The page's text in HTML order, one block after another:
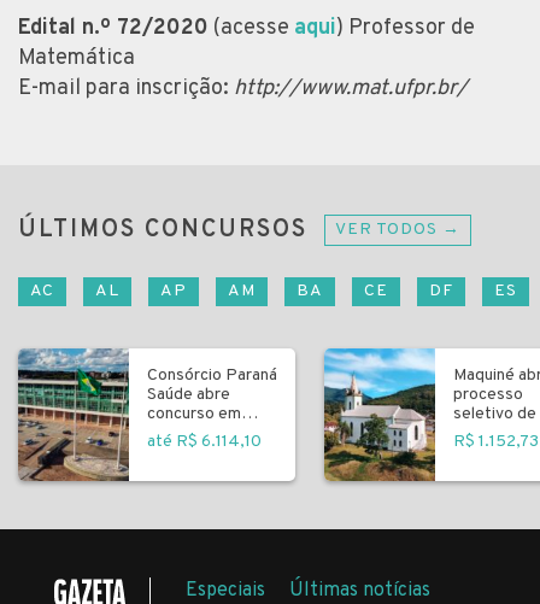
Edital n.º 72/2020 (acesse aqui) Professor de
Matemática
E-mail para inscrição: http://www.mat.ufpr.br/
ÚLTIMOS CONCURSOS VER TODOS →
AC AL AP AM BA CE DF ES
Consórcio Paraná
Saúde abre
concurso em
Curitiba
até R$ 6.114,10
Maquiné
processo
seletivo de
R$ 1.152,73
Especiais Últimas notícias